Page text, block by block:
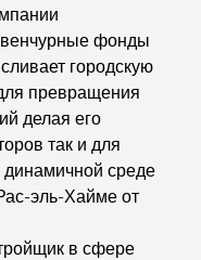
по лучшим
руководство
рекомендации
новый стандарт
фонды
городскую
превращения
делая его
так и для
среде
эль-Хайме от
в сфере